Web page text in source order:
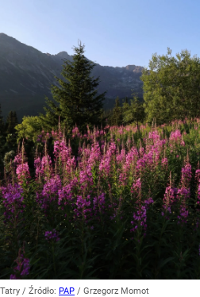
Tatry / Źródło: PAP / Grzegorz Momot